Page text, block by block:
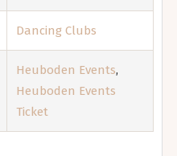
Dancing Clubs
Heuboden Events,
Heuboden Events
Ticket